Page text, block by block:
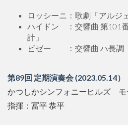
ロッシーニ：歌劇「アルジ
ハイドン ：交響曲 第101
計」
ビゼー ：交響曲 ハ長調
第89回 定期演奏会 (2023.05.14）
かつしかシンフォニーヒルズ モ
指揮：冨平 恭平